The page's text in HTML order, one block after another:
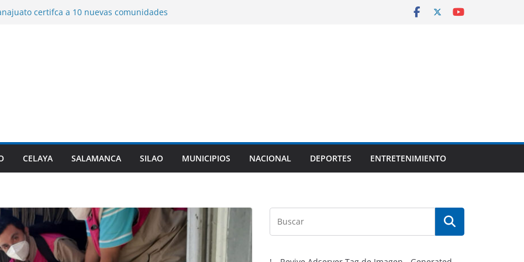
certifca a 10 nuevas comunidades
origen de diarrea explosiva en EU tenga
de Guanajuato.
CELAYA SALAMANCA SILAO MUNICIPIOS NACIONAL DEPORTES ENTRETENIMIENTO